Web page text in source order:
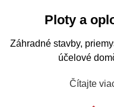
Ploty a
Záhradné stavby,
účelové